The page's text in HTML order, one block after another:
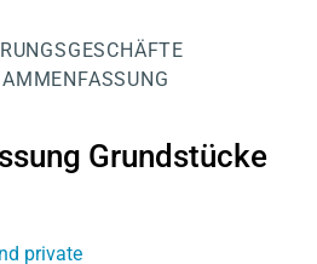
Grundstücke
private